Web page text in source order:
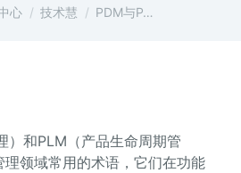
心 技术慧 PDM与P…
）和PLM（产品生命周期管
领域常用的术语，它们在功能